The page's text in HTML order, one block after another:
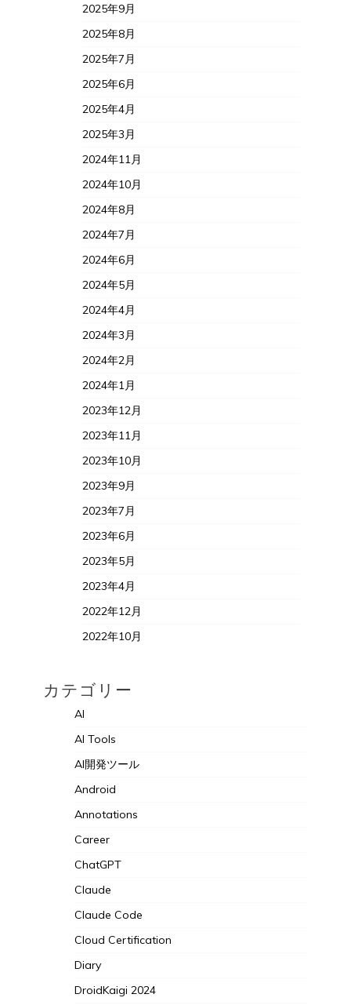
2025年9月
2025年8月
2025年7月
2025年6月
2025年4月
2025年3月
2024年11月
2024年10月
2024年8月
2024年7月
2024年6月
2024年5月
2024年4月
2024年3月
2024年2月
2024年1月
2023年12月
2023年11月
2023年10月
2023年9月
2023年7月
2023年6月
2023年5月
2023年4月
2022年12月
2022年10月
カテゴリー
AI
AI Tools
AI開発ツール
Android
Annotations
Career
ChatGPT
Claude
Claude Code
Cloud Certification
Diary
DroidKaigi 2024